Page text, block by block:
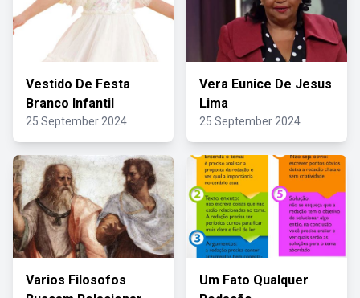
Vestido De Festa
Branco Infantil
25 September 2024
Vera Eunice De Jesus
Lima
25 September 2024
Varios Filosofos
Um Fato Qualquer